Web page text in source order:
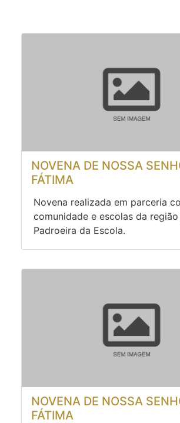
NOVENA DE NOSSA
FÁTIMA
Novena realizada em parceria
comunidade e escolas da
Padroeira da Escola.
NOVENA DE NOSSA
FÁTIMA